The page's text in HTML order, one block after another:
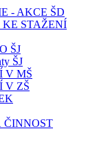
- AKCE ŠD
STAŽENÍ
ŠJ
ŠJ
V MŠ
V ZŠ